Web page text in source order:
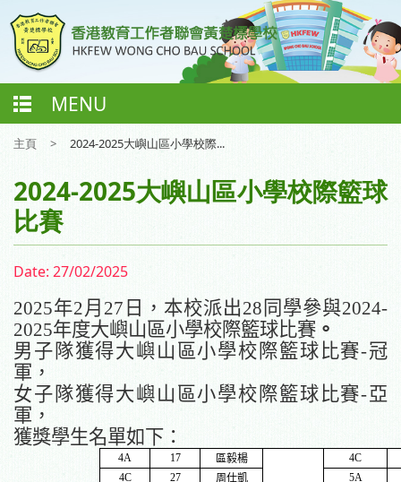
MENU
主頁 > 2024-2025大嶼山區小學校際...
2024-2025大嶼山區小學校際籃球
比賽
Date: 27/02/2025
2025年2月 27 日，本校派出28 同學參與2024-
2025年度大嶼山區小學校際籃球比賽 。
男子隊獲得大嶼山區小學校際籃球比賽-冠
軍，
女子隊獲得大嶼山區小學校際籃球比賽-亞
軍，
獲獎學生名單如下：
4A 17 區毅楊
4C
4C
27 周仕凱
5A